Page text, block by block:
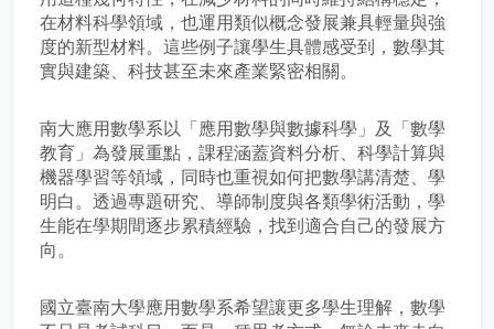
在材料科學領域，也運用類似概念發展兼具輕量與強
度的新型材料。這些例子讓學生具體感受到，數學其
實與建築、科技甚至未來產業緊密相關。
南大應用數學系以「應用數學與數據科學」及「數學
教育」為發展重點，課程涵蓋資料分析、科學計算與
機器學習等領域，同時也重視如何把數學講清楚、學
明白。透過專題研究、導師制度與各類學術活動，學
生能在學期間逐步累積經驗，找到適合自己的發展方
向。
國立臺南大學應用數學系希望讓更多學生理解，數學